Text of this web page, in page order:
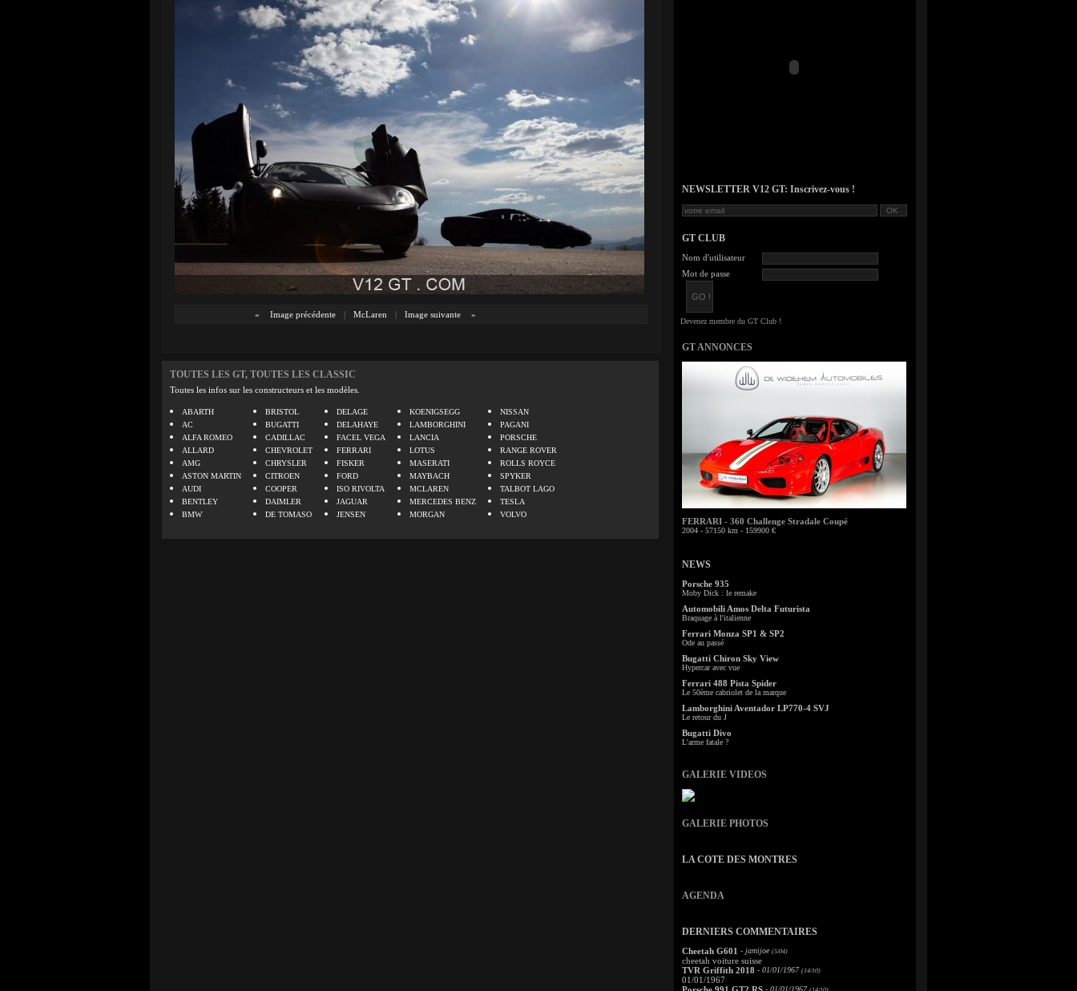
« Image précédente | McLaren | Image suivante »
TOUTES LES GT, TOUTES LES CLASSIC
Toutes les infos sur les constructeurs et les modèles.
ABARTH
AC
ALFA ROMEO
ALLARD
AMG
ASTON MARTIN
AUDI
BENTLEY
BMW
BRISTOL
BUGATTI
CADILLAC
CHEVROLET
CHRYSLER
CITROEN
COOPER
DAIMLER
DE TOMASO
DELAGE
DELAHAYE
FACEL VEGA
FERRARI
FISKER
FORD
ISO RIVOLTA
JAGUAR
JENSEN
KOENIGSEGG
LAMBORGHINI
LANCIA
LOTUS
MASERATI
MAYBACH
MCLAREN
MERCEDES BENZ
MORGAN
NISSAN
PAGANI
PORSCHE
RANGE ROVER
ROLLS ROYCE
SPYKER
TALBOT LAGO
TESLA
VOLVO
NEWSLETTER V12 GT: Inscrivez-vous !
GT CLUB
Nom d'utilisateur
Mot de passe
GT ANNONCES
FERRARI - 360 Challenge Stradale Coupé
2004 - 57150 km - 159900 €
NEWS
Porsche 935
Moby Dick : le remake
Automobili Amos Delta Futurista
Braquage à l'italienne
Ferrari Monza SP1 & SP2
Ode au passé
Bugatti Chiron Sky View
Hypercar avec vue
Ferrari 488 Pista Spider
Le 50ème cabriolet de la marque
Lamborghini Aventador LP770-4 SVJ
Le retour du J
Bugatti Divo
L'arme fatale ?
GALERIE VIDEOS
GALERIE PHOTOS
LA COTE DES MONTRES
AGENDA
DERNIERS COMMENTAIRES
Cheetah G601 - jamijoe (5/04)
cheetah voiture suisse
TVR Griffith 2018 - 01/01/1967 (14/10)
01/01/1967
- 01/01/1967